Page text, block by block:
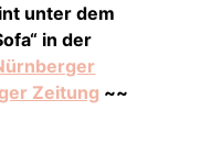
unter dem
in der
Zeitung ~~